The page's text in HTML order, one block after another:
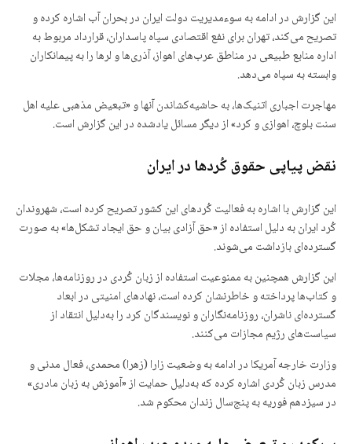
این گزارش در ادامه به سوءمدیریت دولت ایران در بحران آب اشاره کرده و
تصریح می‌کند، تهران برای نفع اقتصادی سپاه پاسداران، قرارداد مربوط به
اداره منابع طبیعی در مناطق عرب‌های اهواز، آذری‌ها و لرها را به پیمانکاران
وابسته به سپاه می‌دهد.
مهاجرت اجباری اتنیک‌ها، به حاشیه‌کشاندن آنها و «تبعیض مذهبی علیه اهل
سنت بلوچ، اهوازی و کرد» از دیگر مسائل یادشده در این گزارش است.
نقض پیاپی حقوق کُردها در ایران
این گزارش با اشاره به فعالیت کُردهای این کشور تصریح کرده است، شهروندان
کُرد ایران به دلیل استفاده از «حق آزادی بیان و حق ایجاد تشکل‌ها» به صورت
گسترده‌ای بازداشت می‌شوند.
این گزارش همچنین به ممنوعیت استفاده از زبان کُردی در روزنامه‌ها، مجلات
و کتاب‌ها پرداخته و خاطرنشان کرده است، نهادهای امنیتی در ابعاد
گسترده‌ای ناشران، روزنامه‌نگاران و نویسندگان کرد را به‌دلیل انتقاد از
سیاست‌های رژیم مجازات می‌کنند.
وزارت خارجه آمریکا در ادامه به وضعیت زارا (زهرا) محمدی، فعال مدنی و
مدرس زبان کُردی اشاره کرده که به‌دلیل حمایت از «آموزش به زبان مادری»
در سیزدهم فوریه به پنج‌سال زندان محکوم شد.